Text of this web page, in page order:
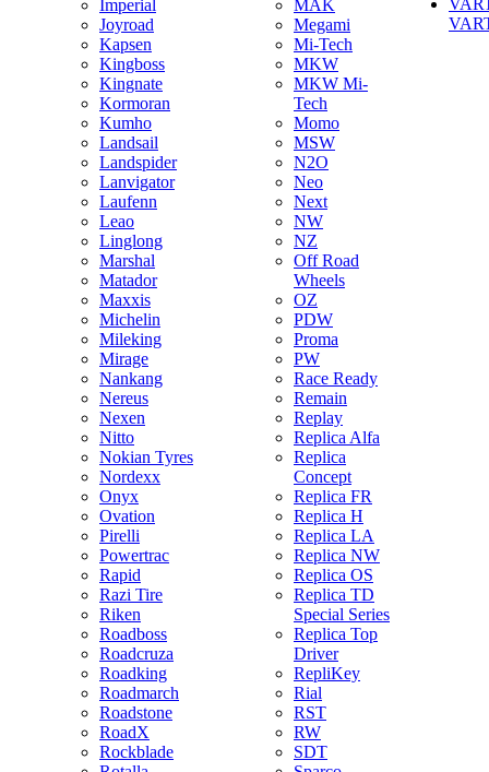
Imperial
Joyroad
Kapsen
Kingboss
Kingnate
Kormoran
Kumho
Landsail
Landspider
Lanvigator
Laufenn
Leao
Linglong
Marshal
Matador
Maxxis
Michelin
Mileking
Mirage
Nankang
Nereus
Nexen
Nitto
Nokian Tyres
Nordexx
Onyx
Ovation
Pirelli
Powertrac
Rapid
Razi Tire
Riken
Roadboss
Roadcruza
Roadking
Roadmarch
Roadstone
RoadX
Rockblade
MAK
Megami
Mi-Tech
MKW
MKW Mi-
Tech
Momo
MSW
N2O
Neo
Next
NW
NZ
Off Road
Wheels
OZ
PDW
Proma
PW
Race Ready
Remain
Replay
Replica Alfa
Replica
Concept
Replica FR
Replica H
Replica LA
Replica NW
Replica OS
Replica TD
Special Series
Replica Top
Driver
RepliKey
Rial
RST
RW
SDT